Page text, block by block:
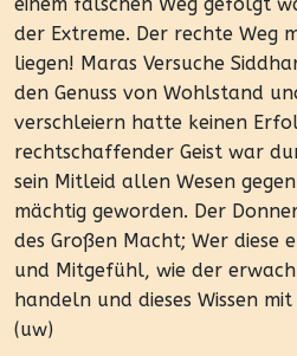
der Extreme. Der rechte Weg
liegen! Maras Versuche
den Genuss von Wohlstand
verschleiern hatte keinen
rechtschaffender Geist war
sein Mitleid allen Wesen
mächtig geworden. Der
des Großen Macht; Wer
und Mitgefühl, wie der
handeln und dieses Wissen
(uw)